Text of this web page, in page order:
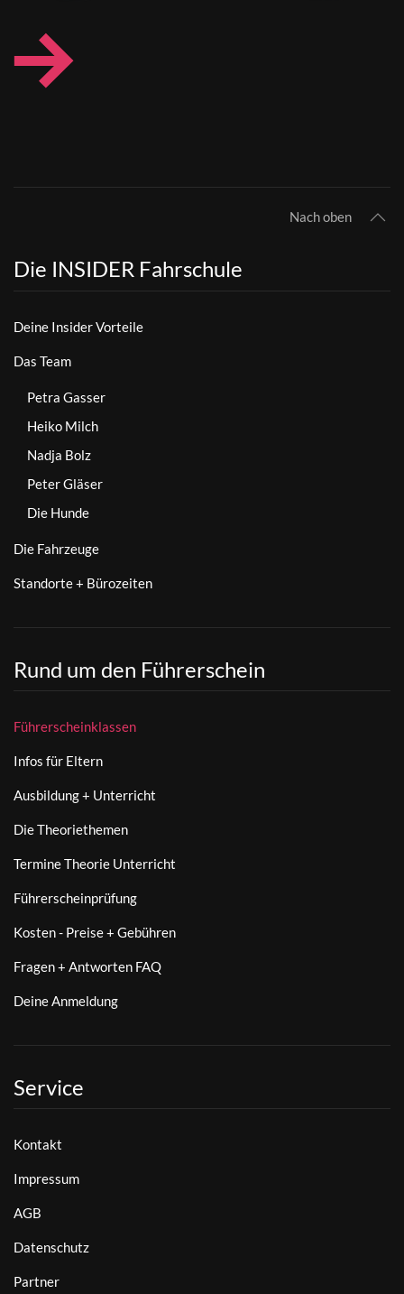
Nach oben
Die INSIDER Fahrschule
Deine Insider Vorteile
Das Team
Petra Gasser
Heiko Milch
Nadja Bolz
Peter Gläser
Die Hunde
Die Fahrzeuge
Standorte + Bürozeiten
Rund um den Führerschein
Führerscheinklassen
Infos für Eltern
Ausbildung + Unterricht
Die Theoriethemen
Termine Theorie Unterricht
Führerscheinprüfung
Kosten - Preise + Gebühren
Fragen + Antworten FAQ
Deine Anmeldung
Service
Kontakt
Impressum
AGB
Datenschutz
Partner